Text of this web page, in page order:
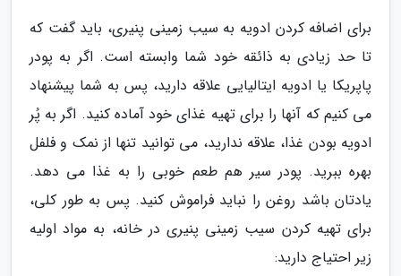
برای اضافه کردن ادویه به سیب زمینی پنیری، باید گفت که
تا حد زیادی به ذائقه خود شما وابسته است. اگر به پودر
پاپریکا یا ادویه ایتالیایی علاقه دارید، پس به شما پیشنهاد
می کنیم که آنها را برای تهیه غذای خود آماده کنید. اگر به پُر
ادویه بودن غذا، علاقه ندارید، می توانید تنها از نمک و فلفل
بهره ببرید. پودر سیر هم طعم خوبی را به غذا می دهد.
یادتان باشد روغن را نباید فراموش کنید. پس به طور کلی،
برای تهیه کردن سیب زمینی پنیری در خانه، به مواد اولیه
زیر احتیاج دارید: